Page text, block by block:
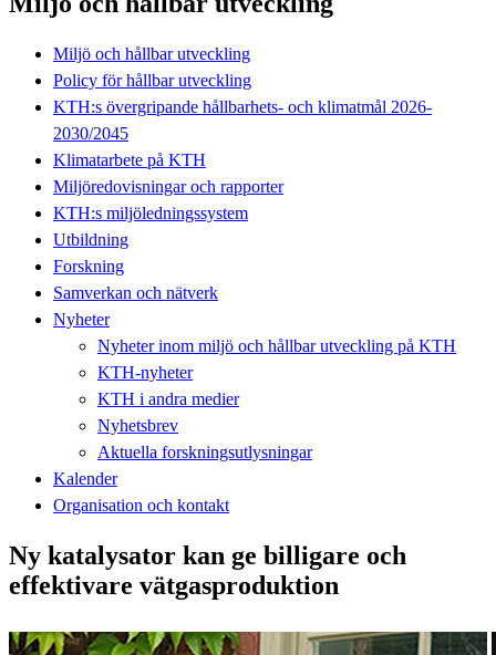
Miljö och hållbar utveckling
Policy för hållbar utveckling
KTH:s övergripande hållbarhets- och klimatmål 2026-
2030/2045
Klimatarbete på KTH
Miljöredovisningar och rapporter
KTH:s miljöledningssystem
Utbildning
Forskning
Samverkan och nätverk
Nyheter
Nyheter inom miljö och hållbar utveckling på KTH
KTH-nyheter
KTH i andra medier
Nyhetsbrev
Aktuella forskningsutlysningar
Kalender
Organisation och kontakt
Ny katalysator kan ge billigare och
effektivare vätgasproduktion